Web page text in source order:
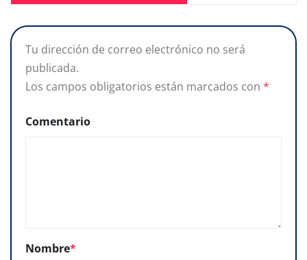
Tu dirección de correo electrónico no será
publicada.
Los campos obligatorios están marcados con *
Comentario
Nombre*